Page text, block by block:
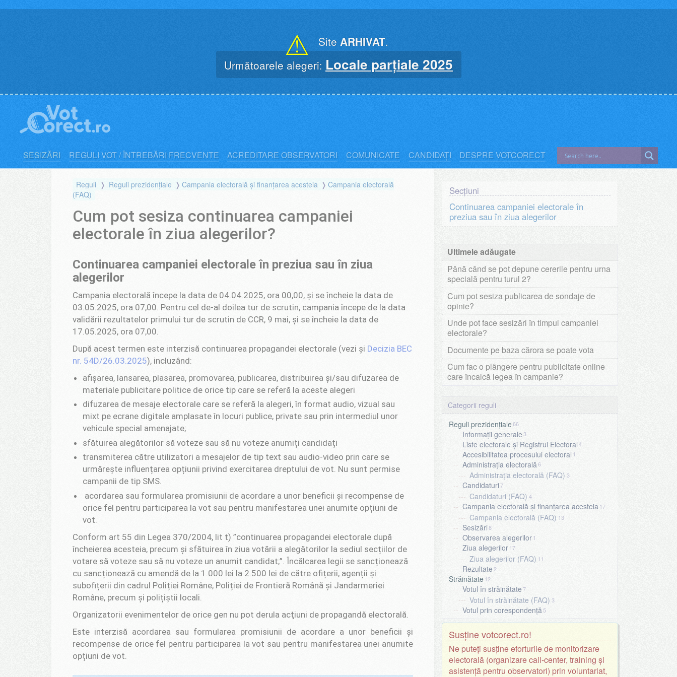
⚠ Site ARHIVAT.
Următoarele alegeri: Locale parțiale 2025
SESIZĂRI REGULI VOT / ÎNTREBĂRI FRECVENTE ACREDITARE OBSERVATORI COMUNICATE CANDIDAȚI DESPRE VOTCORECT
Reguli Reguli prezidențiale Campania electorală și finanțarea acesteia
Campania electorală
(FAQ)
Cum pot sesiza continuarea campaniei
electorale în ziua alegerilor?
Continuarea campaniei electorale în preziua sau în ziua
alegerilor
Campania electorală începe la data de 04.04.2025, ora 00,00, și se încheie la data de
03.05.2025, ora 07,00. Pentru cel de-al doilea tur de scrutin, campania începe de la data
validării rezultatelor primului tur de scrutin de CCR, 9 mai, și se încheie la data de
17.05.2025, ora 07,00.
După acest termen este interzisă continuarea propagandei electorale (vezi și Decizia BEC
nr. 54D/26.03.2025), incluzând:
afișarea, lansarea, plasarea, promovarea, publicarea, distribuirea și/sau difuzarea de
materiale publicitare politice de orice tip care se referă la aceste alegeri
difuzarea de mesaje electorale care se referă la alegeri, în format audio, vizual sau
mixt pe ecrane digitale amplasate în locuri publice, private sau prin intermediul unor
vehicule special amenajate;
sfătuirea alegătorilor să voteze sau să nu voteze anumiți candidați
transmiterea către utilizatori a mesajelor de tip text sau audio-video prin care se
urmărește influențarea opțiunii privind exercitarea dreptului de vot. Nu sunt permise
campanii de tip SMS.
acordarea sau formularea promisiunii de acordare a unor beneficii și recompense de
orice fel pentru participarea la vot sau pentru manifestarea unei anumite opțiuni de
vot.
Conform art 55 din Legea 370/2004, lit t) ”continuarea propagandei electorale după
încheierea acesteia, precum și sfătuirea în ziua votării a alegătorilor la sediul secțiilor de
votare să voteze sau să nu voteze un anumit candidat;”. Încălcarea legii se sancționează
cu sancționează cu amendă de la 1.000 lei la 2.500 lei de către ofițerii, agenții și
subofițerii din cadrul Poliției Române, Poliției de Frontieră Română și Jandarmeriei
Române, precum și polițiștii locali.
Organizatorii evenimentelor de orice gen nu pot derula acţiuni de propagandă electorală.
Este interzisă acordarea sau formularea promisiunii de acordare a unor beneficii şi
recompense de orice fel pentru participarea la vot sau pentru manifestarea unei anumite
opțiuni de vot.
Continuarea campaniei electorale în
preziua sau în ziua alegerilor
Ultimele adăugate
Până când se pot depune cererile pentru urna
specială pentru turul 2?
Cum pot sesiza publicarea de sondaje de
opinie?
Unde pot face sesizări în timpul campaniei
electorale?
Documente pe baza cărora se poate vota
Cum fac o plângere pentru publicitate online
care încalcă legea în campanie?
Reguli prezidențiale66
Informații generale3
Liste electorale și Registrul Electoral4
Accesibilitatea procesului electoral 1
Administrația electorală6
Administrația electorală (FAQ) 3
Candidaturi7
Candidaturi (FAQ) 4
Campania electorală și finanțarea acesteia 17
Campania electorală (FAQ) 13
Sesizări8
Observarea alegerilor 1
Ziua alegerilor 17
Ziua alegerilor (FAQ) 11
Rezultate 2
Străinătate 12
Votul în străinătate7
Votul în străinătate (FAQ) 3
Votul prin corespondență5
Susține votcorect.ro!
Ne puteți susține eforturile de monitorizare
electorală (organizare call-center, training și
asistență pentru observatori) prin voluntariat,